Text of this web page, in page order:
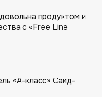
продуктом и
с «Free Line
«А-класс» Саид-